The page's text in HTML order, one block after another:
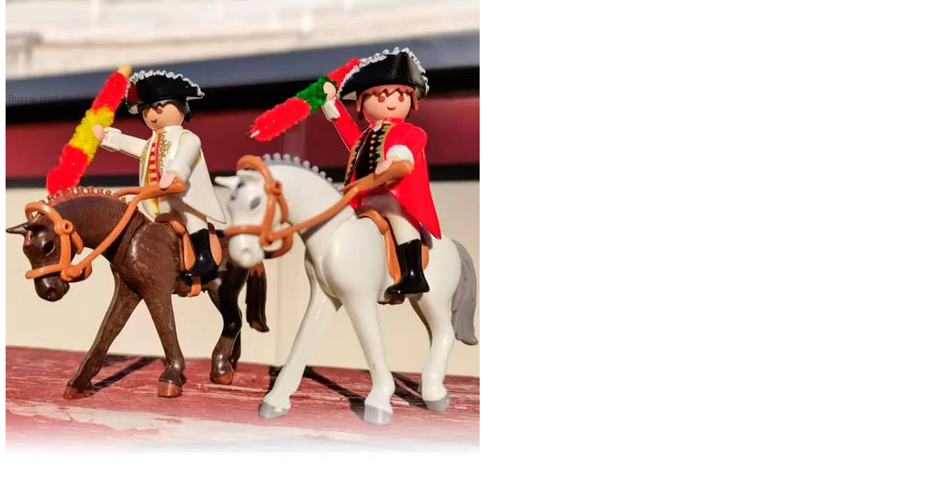
Calcetines
Camisas
Camisetas
Camisetas Hombre
Camisetas Mujer
Chaquetas
Corbatas
Jerseys
Polos
Sudaderas
JUGUETES
Carretones y Capotes
Capotes y Muletas
Carretones
Figuras Toros y Toreros
Figuras de Toreros
Figuras de Toros
Juguetes Encierros
Plazas de Toros y Camiones
Camiones
Plazas de toros
Búsqueda